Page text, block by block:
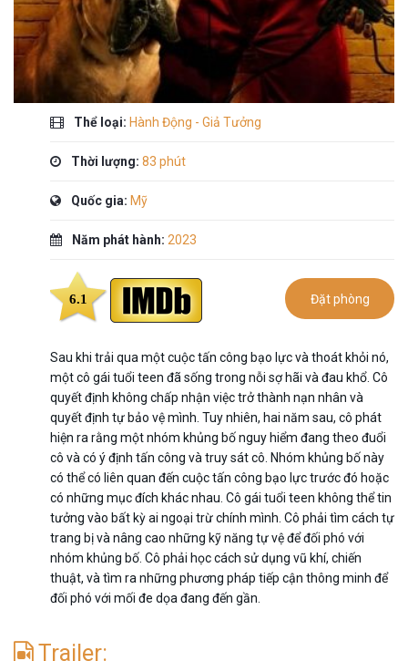
Thể loại: Hành Động - Giả Tưởng
Thời lượng: 83 phút
Quốc gia: Mỹ
Năm phát hành: 2023
6.1 Đặt phòng
Sau khi trải qua một cuộc tấn công bạo lực và thoát khỏi nó,
một cô gái tuổi teen đã sống trong nỗi sợ hãi và đau khổ. Cô
quyết định không chấp nhận việc trở thành nạn nhân và
quyết định tự bảo vệ mình. Tuy nhiên, hai năm sau, cô phát
hiện ra rằng một nhóm khủng bố nguy hiểm đang theo đuổi
cô và có ý định tấn công và truy sát cô. Nhóm khủng bố này
có thể có liên quan đến cuộc tấn công bạo lực trước đó hoặc
có những mục đích khác nhau. Cô gái tuổi teen không thể tin
tưởng vào bất kỳ ai ngoại trừ chính mình. Cô phải tìm cách tự
trang bị và nâng cao những kỹ năng tự vệ để đối phó với
nhóm khủng bố. Cô phải học cách sử dụng vũ khí, chiến
thuật, và tìm ra những phương pháp tiếp cận thông minh để
đối phó với mối đe dọa đang đến gần.
Trailer: